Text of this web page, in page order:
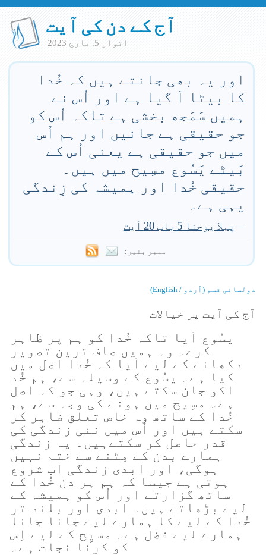
آج کے دن کی آیت
اتوار 5. مارچ 2023
اور یہ بھی جانتے ہیں کہ خُدا
کا بیٹا آ گیا ہے اور اُس نے
ہمیں سَمَجھ بخشی ہے تاکہ اُس کو
جو حقیقی ہے جانیں اور ہم اُس
میں جو حقیقی ہے یعنی اُس کے
بَیٹے یَسُوع مسِیح میں ہیں۔
حقیقی خُدا اور ہمیشہ کی زِندگی
یہی ہے۔
—پہلا یوحنا 5 باب 20 آیت
ممبر بنیں:
دولسانی قسم (اُردو / English)
آج کی آیت پر خیالات
یسُوع آیا تاکہ خُدا کو ہم پر ظاہر
کرے۔ وہ ہمیں صاف ترین تصویر
دکھانے کے لیے آیا کہ خُدا اصل میں
کیا ہے۔ یسُوع کے وسیلہ سے، ہم خُد
اکو جان سکتے ہیں، وہی جو کہ اصل
ہے۔ مسِیح میں ہونے کی وجہ سے، ہم
خُدا کے ساتھ وہ خاص تعلق ظاہر کر
سکتے ہیں اور اُس میں نئی زندگی کی
قدر حاصل کر سکتےہیں۔ یہ زندگی
ہمارے بدن کے مِٹنے سے ختم نہیں
ہوگی، اور ابدی زندگی اب شروع
ہوتی ہے جیسا کہ ہم ہر دن خُدا کے
ساتھ گزارتے اور اُس کو ہمیشہ کے
لیے بڑھاتے ہیں۔ ابدی اور بلند تر
خُدا کے لیے کا ہمارے لیے جانا جانا
ہمارے لیے فضل ہے۔ مسیِح کے لیے اِس
کو کرنا نجات ہے۔